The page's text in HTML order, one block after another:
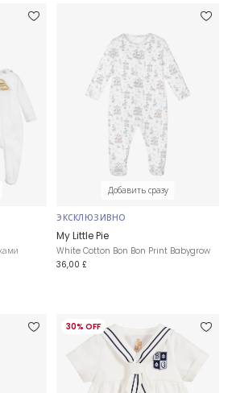
Добавить сразу
ЭКСКЛЮЗИВНО
My Little Pie
White Cotton Bon Bon Print Babygrow
36,00 £
30% OFF